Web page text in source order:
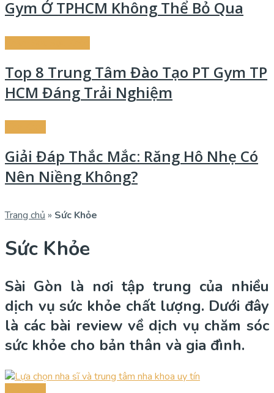
Gym Ở TPHCM Không Thể Bỏ Qua
Top 8 Trung Tâm Đào Tạo PT Gym TP
HCM Đáng Trải Nghiệm
Giải Đáp Thắc Mắc: Răng Hô Nhẹ Có
Nên Niềng Không?
Trang chủ » Sức Khỏe
Sức Khỏe
Sài Gòn là nơi tập trung của nhiều
dịch vụ sức khỏe chất lượng. Dưới đây
là các bài review về dịch vụ chăm sóc
sức khỏe cho bản thân và gia đình.